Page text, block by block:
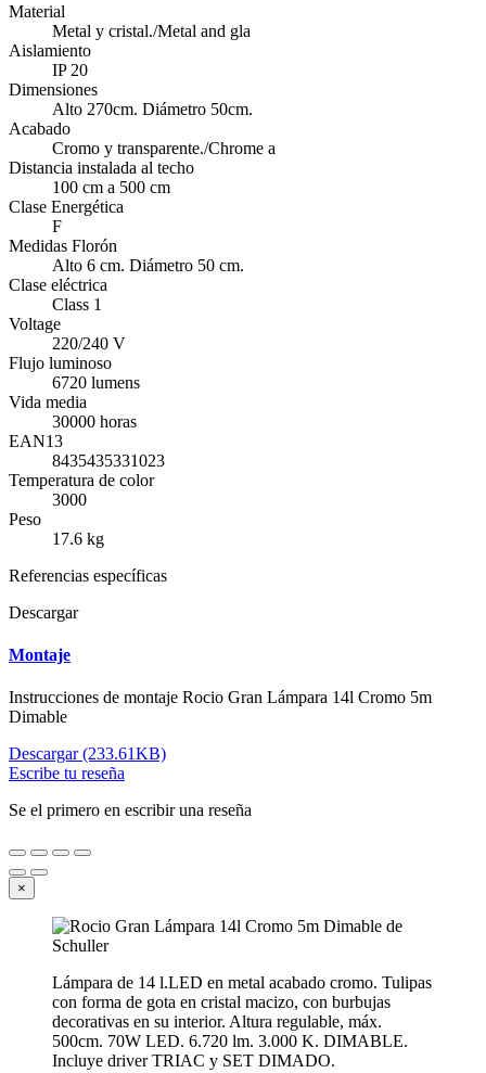
Material
Metal y cristal./Metal and gla
Aislamiento
IP 20
Dimensiones
Alto 270cm. Diámetro 50cm.
Acabado
Cromo y transparente./Chrome a
Distancia instalada al techo
100 cm a 500 cm
Clase Energética
F
Medidas Florón
Alto 6 cm. Diámetro 50 cm.
Clase eléctrica
Class 1
Voltage
220/240 V
Flujo luminoso
6720 lumens
Vida media
30000 horas
EAN13
8435435331023
Temperatura de color
3000
Peso
17.6 kg
Referencias específicas
Descargar
Montaje
Instrucciones de montaje Rocio Gran Lámpara 14l Cromo 5m
Dimable
Descargar (233.61KB)
Escribe tu reseña
Se el primero en escribir una reseña
×
Lámpara de 14 l.LED en metal acabado cromo. Tulipas
con forma de gota en cristal macizo, con burbujas
decorativas en su interior. Altura regulable, máx.
500cm. 70W LED. 6.720 lm. 3.000 K. DIMABLE.
Incluye driver TRIAC y SET DIMADO.